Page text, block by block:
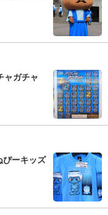
ャガチャ
ぴーキッズ